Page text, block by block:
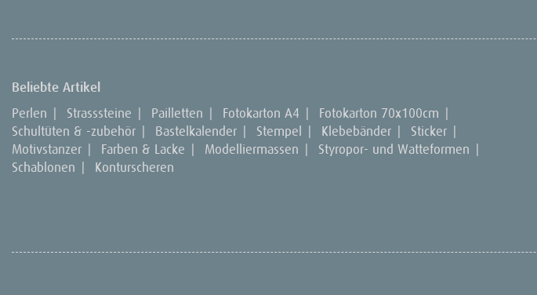
Beliebte Artikel
Perlen Strasssteine Pailletten Fotokarton A4 Fotokarton 70x100cm
Schultüten & -zubehör
Bastelkalender Stempel Klebebänder Sticker
Motivstanzer
Farben & Lacke Modelliermassen Styropor- und Watteformen
Schablonen
Konturscheren